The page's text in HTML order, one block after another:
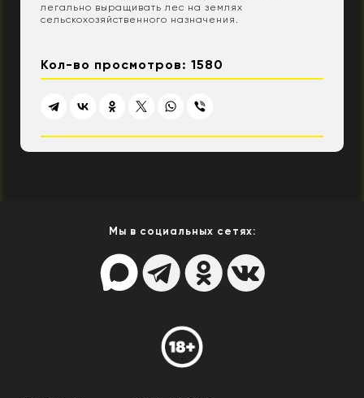
легально выращивать лес на землях
сельскохозяйственного назначения.
Кол-во просмотров: 1580
Мы в социальных сетях: